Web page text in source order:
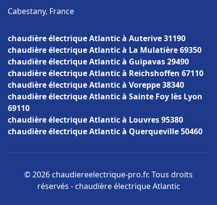
Cabestany, France
chaudière électrique Atlantic à Auterive 31190
chaudière électrique Atlantic à La Mulatière 69350
chaudière électrique Atlantic à Guipavas 29490
chaudière électrique Atlantic à Reichshoffen 67110
chaudière électrique Atlantic à Voreppe 38340
chaudière électrique Atlantic à Sainte Foy lès Lyon
69110
chaudière électrique Atlantic à Louvres 95380
chaudière électrique Atlantic à Querqueville 50460
© 2026 chaudiereelectrique-pro.fr. Tous droits
réservés - chaudière électrique Atlantic